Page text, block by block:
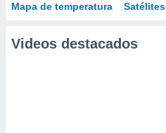
Mapa de temperatura Satélites
Videos destacados